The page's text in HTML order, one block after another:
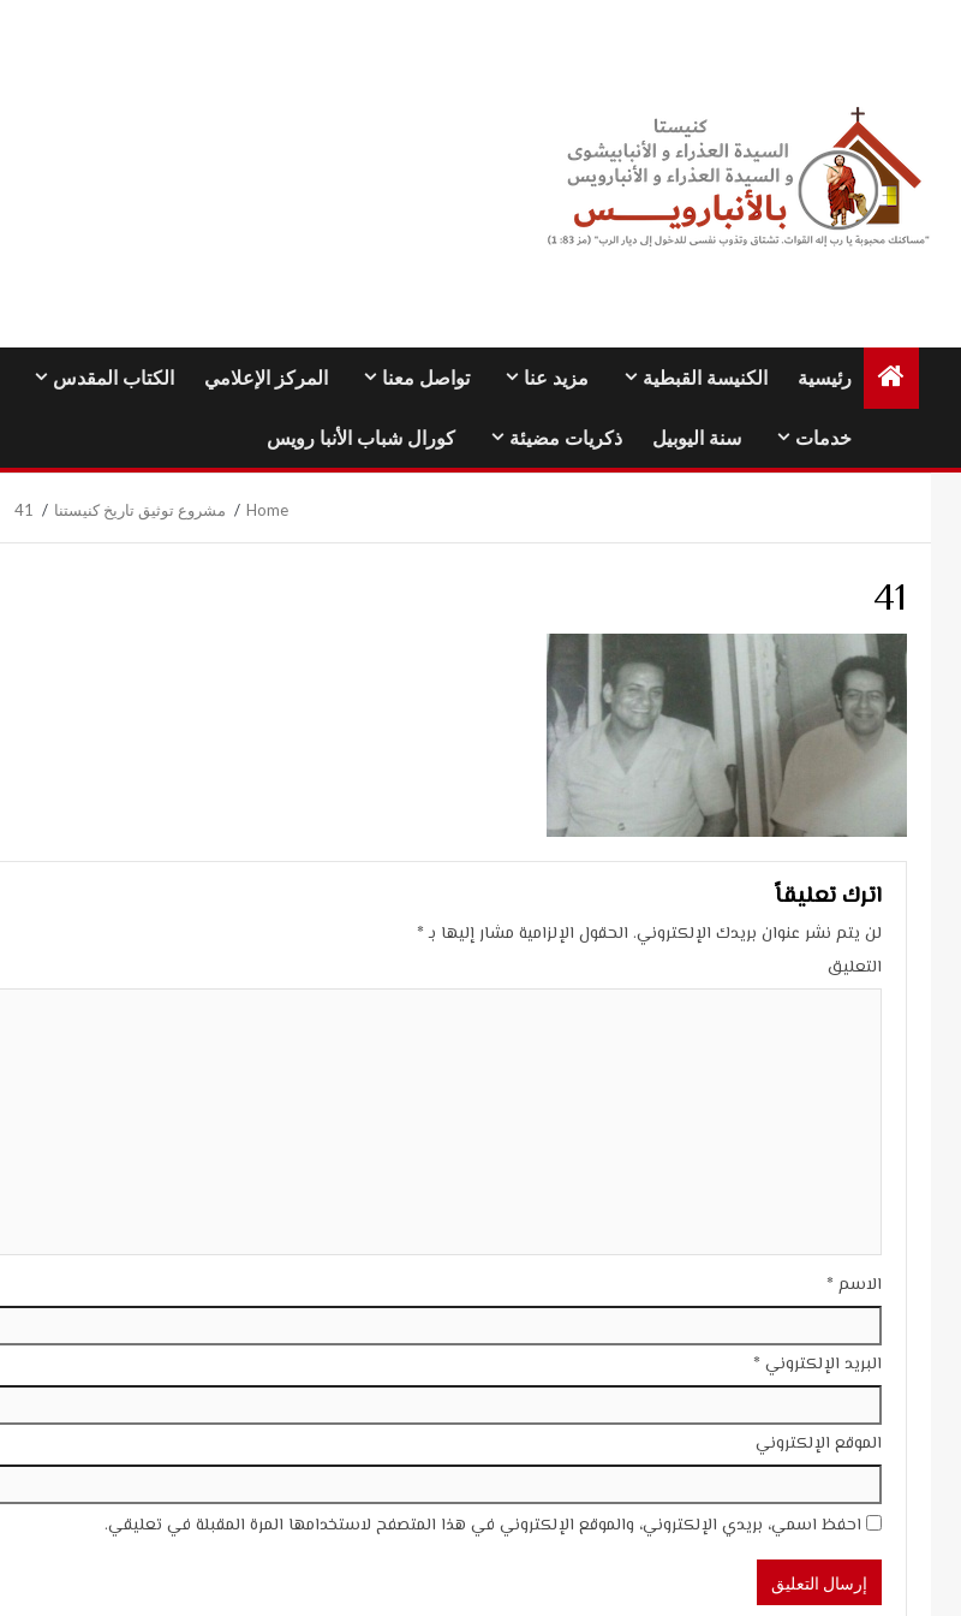
رئيسية الكنيسة القبطية مزيد عنا تواصل معنا المركز الإعلامي الكتاب المقدس
خدمات سنة اليوبيل ذكريات مضيئة كورال شباب الأنبا رويس
Home مشروع توثيق تاريخ كنيستنا 41
41
اترك تعليقاً
لن يتم نشر عنوان بريدك الإلكتروني. الحقول الإلزامية مشار إليها بـ*
التعليق
الاسم *
البريد الإلكتروني *
الموقع الإلكتروني
احفظ اسمي، بريدي الإلكتروني، والموقع الإلكتروني في هذا المتصفح لاستخدامها المرة المقبلة في تعليقي.